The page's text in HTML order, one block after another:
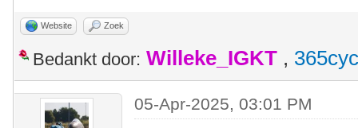
Website Zoek
Bedankt door: Willeke_IGKT ,
05-Apr-2025, 03:01 PM